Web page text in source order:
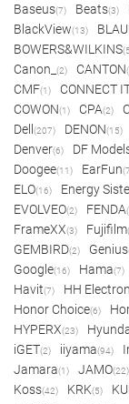
Baseus(7) Beats(3)
BlackView(13)
BOWERS&WILKINS
Canon_ (2) CANTON
CMF(1) CONNECT
COWON(1) CPA(2)
Dell (207) DENON(15)
Denver(6) DF
Doogee(11) EarFun
ELO(16) Energy
EVOLVEO(2) FENDA
FrameXX(3) Fujifilm
GEMBIRD(2) Genius
Google(16) Hama(7)
Havit(7) HH
Honor Choice(6)
HYPERX(23)
iGET(2) iiyama(94)
Jamara(1) JAMO(22)
Koss(42) KRK(5)